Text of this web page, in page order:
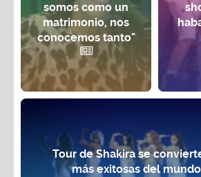
somos como un
matrimonio, nos
conocemos tanto"
Tour de Shakira se
más exitosas del